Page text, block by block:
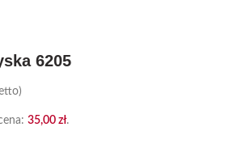
6205
35,00 zł.